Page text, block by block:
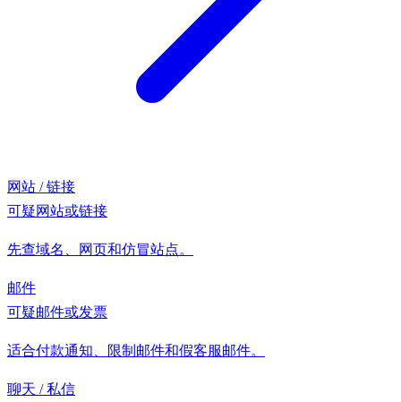
网站 / 链接
可疑网站或链接
先查域名、网页和仿冒站点。
邮件
可疑邮件或发票
适合付款通知、限制邮件和假客服邮件。
聊天 / 私信